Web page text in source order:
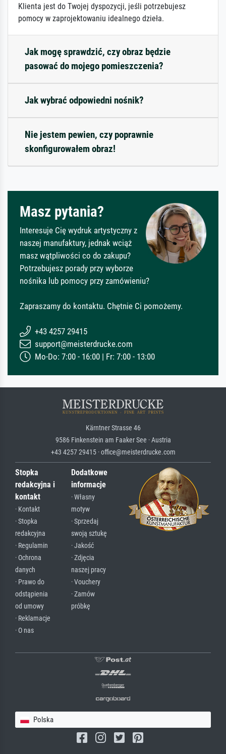
Klienta jest do Twojej dyspozycji, jeśli potrzebujesz
pomocy w zaprojektowaniu idealnego dzieła.
Jak mogę sprawdzić, czy obraz będzie
pasować do mojego pomieszczenia?
Jak wybrać odpowiedni nośnik?
Nie jestem pewien, czy poprawnie
skonfigurowałem obraz!
Masz pytania?
Interesuje Cię wydruk artystyczny z
naszej manufaktury, jednak wciąż
masz wątpliwości co do zakupu?
Potrzebujesz porady przy wyborze
nośnika lub pomocy przy zamówieniu?
Zapraszamy do kontaktu. Chętnie Ci pomożemy.
+43 4257 29415
support@meisterdrucke.com
Mo-Do: 7:00 - 16:00 | Fr: 7:00 - 13:00
Kärntner Strasse 46
9586 Finkenstein am Faaker See · Austria
+43 4257 29415 · office@meisterdrucke.com
Stopka
redakcyjna i
kontakt
· Kontakt
· Stopka
redakcyjna
· Regulamin
· Ochrona
danych
· Prawo do
odstąpienia
od umowy
· Reklamacje
· O nas
Dodatkowe
informacje
· Własny
motyw
· Sprzedaj
swoją sztukę
· Jakość
· Zdjęcia
naszej pracy
· Vouchery
· Zamów
próbkę
Polska